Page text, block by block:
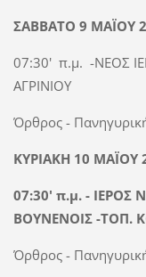
ΣΑΒΒΑΤΟ 9 ΜΑΪΟΥ
07:30' π.μ. -ΝΕΟΣ
ΑΓΡΙΝΙΟΥ
Όρθρος -
ΚΥΡΙΑΚΗ 10 ΜΑΪΟΥ
07:30' π.μ. - ΙΕΡΟΣ
ΒΟΥΝΕΝΟΙΣ -ΤΟΠ.
Όρθρος -